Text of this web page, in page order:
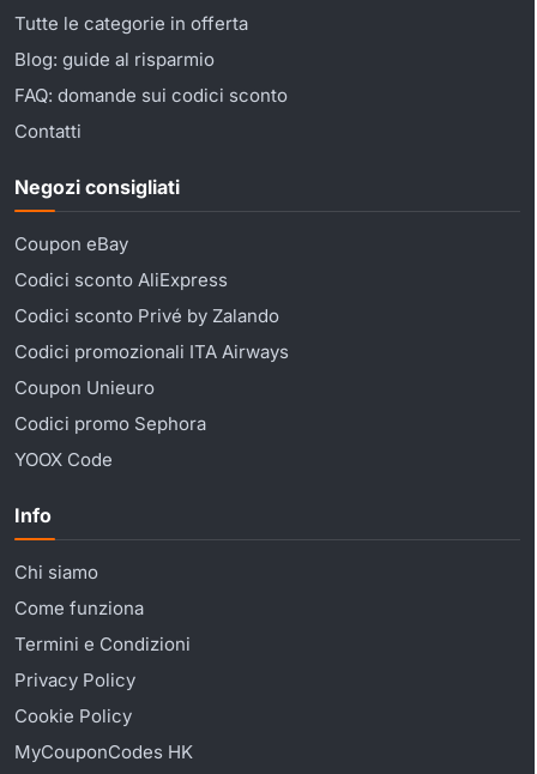
Tutte le categorie in offerta
Blog: guide al risparmio
FAQ: domande sui codici sconto
Contatti
Negozi consigliati
Coupon eBay
Codici sconto AliExpress
Codici sconto Privé by Zalando
Codici promozionali ITA Airways
Coupon Unieuro
Codici promo Sephora
YOOX Code
Info
Chi siamo
Come funziona
Termini e Condizioni
Privacy Policy
Cookie Policy
MyCouponCodes HK